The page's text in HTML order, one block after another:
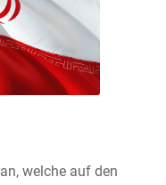
welche auf den